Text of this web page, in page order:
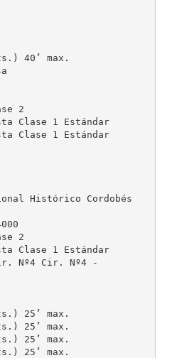
40’ max.
2
Clase 1 Estándar
Clase 1 Estándar
Histórico Cordobés
2
Clase 1 Estándar
Nº4 Cir. Nº4 -
25’ max.
25’ max.
25’ max.
25’ max.